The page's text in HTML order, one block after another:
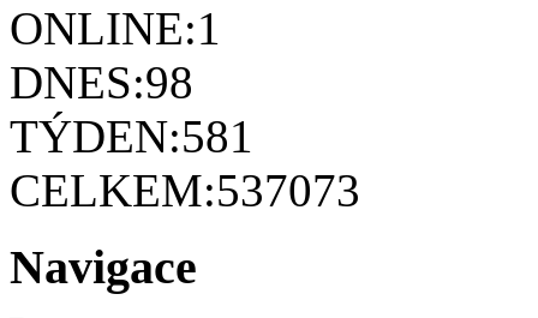
ONLINE:1
DNES:98
TÝDEN:581
CELKEM:537073
Navigace